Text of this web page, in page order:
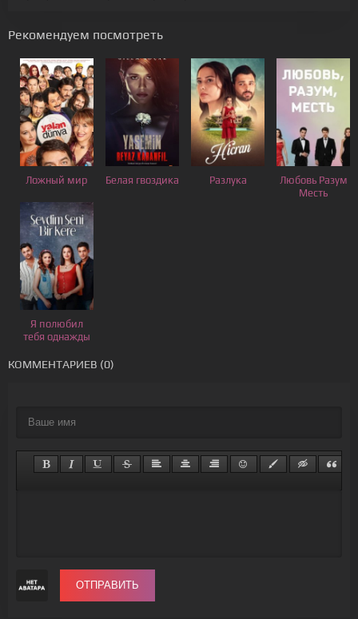
Рекомендуем посмотреть
Ложный мир Белая гвоздика Разлука
Любовь Разум
Месть
Я полюбил
тебя однажды
КОММЕНТАРИЕВ (0)
ОТПРАВИТЬ